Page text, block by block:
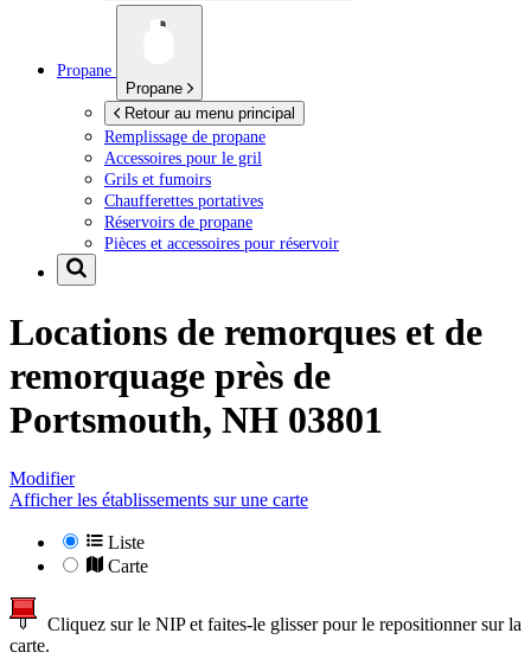
Propane
Propane
Retour au menu principal
Remplissage de propane
Accessoires pour le gril
Grils et fumoirs
Chaufferettes portatives
Réservoirs de propane
Pièces et accessoires pour réservoir
Locations de remorques et de
remorquage près de
Portsmouth, NH 03801
Modifier
Afficher les établissements sur une carte
Liste
Carte
Cliquez sur le NIP et faites-le glisser pour le repositionner sur la
carte.